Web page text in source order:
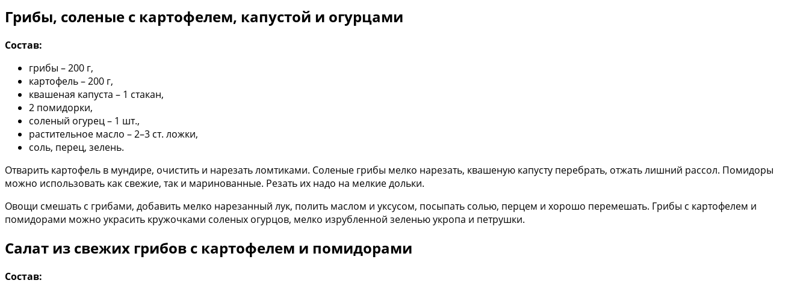
Грибы, соленые с картофелем, капустой и огурцами
Состав:
грибы – 200 г,
картофель – 200 г,
квашеная капуста – 1 стакан,
2 помидорки,
соленый огурец – 1 шт.,
растительное масло – 2–3 ст. ложки,
соль, перец, зелень.
Отварить картофель в мундире, очистить и нарезать ломтиками. Соленые грибы мелко нарезать, квашеную капусту перебрать, отжать лишний рассол. Помидоры
можно использовать как свежие, так и маринованные. Резать их надо на мелкие дольки.
Овощи смешать с грибами, добавить мелко нарезанный лук, полить маслом и уксусом, посыпать солью, перцем и хорошо перемешать. Грибы с картофелем и
помидорами можно украсить кружочками соленых огурцов, мелко изрубленной зеленью укропа и петрушки.
Салат из свежих грибов с картофелем и помидорами
Состав: